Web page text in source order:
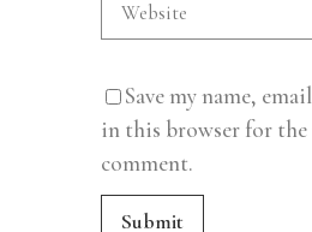
Save my name,
in this browser for
comment.